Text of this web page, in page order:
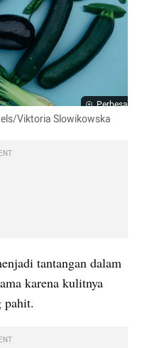
Perbesar
Viktoria Slowikowska
tantangan dalam
karena kulitnya
pahit.